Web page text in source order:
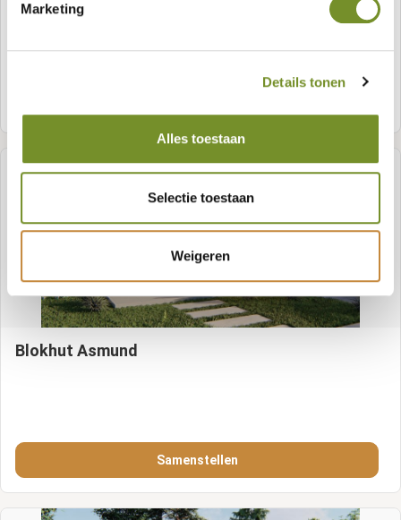
Marketing
Details tonen
Alles toestaan
Selectie toestaan
Weigeren
Blokhut Asmund
Samenstellen